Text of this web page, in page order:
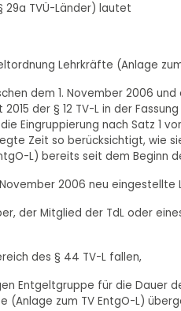
29a TVÜ-Länder) lautet
Lehrkräfte (Anlage zum
dem 1. November 2006
der § 12 TV-L in der
Eingruppierung nach Satz 1
Zeit so berücksichtigt, wie
L) bereits seit dem Beginn
2006 neu eingestellte
der Mitglied der TdL oder
des § 44 TV-L fallen,
Entgeltgruppe für die Dauer
(Anlage zum TV EntgO-L)